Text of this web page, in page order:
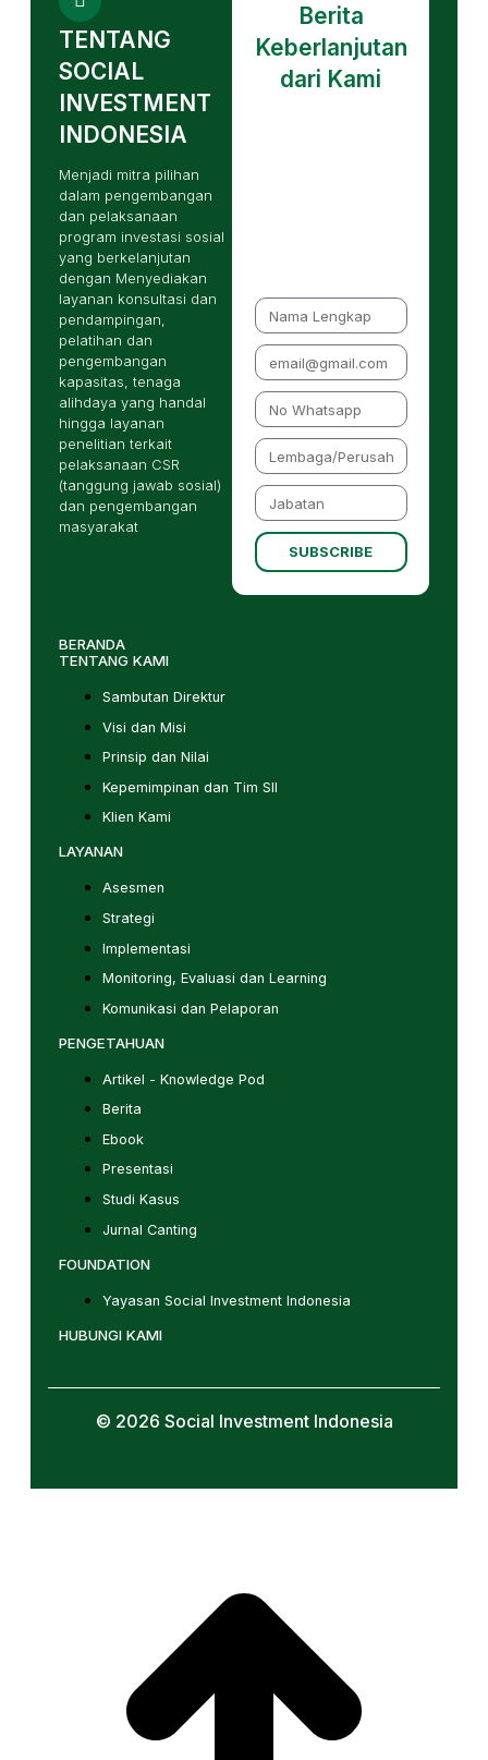
TENTANG
SOCIAL
INVESTMENT
INDONESIA
Menjadi mitra pilihan
dalam pengembangan
dan pelaksanaan
program investasi sosial
yang berkelanjutan
dengan Menyediakan
layanan konsultasi dan
pendampingan,
pelatihan dan
pengembangan
kapasitas, tenaga
alihdaya yang handal
hingga layanan
penelitian terkait
pelaksanaan CSR
(tanggung jawab sosial)
dan pengembangan
masyarakat
Berita
Keberlanjutan
dari Kami
SUBSCRIBE
BERANDA
TENTANG KAMI
Sambutan Direktur
Visi dan Misi
Prinsip dan Nilai
Kepemimpinan dan Tim SII
Klien Kami
LAYANAN
Asesmen
Strategi
Implementasi
Monitoring, Evaluasi dan Learning
Komunikasi dan Pelaporan
PENGETAHUAN
Artikel - Knowledge Pod
Berita
Ebook
Presentasi
Studi Kasus
Jurnal Canting
FOUNDATION
Yayasan Social Investment Indonesia
HUBUNGI KAMI
© 2026 Social Investment Indonesia